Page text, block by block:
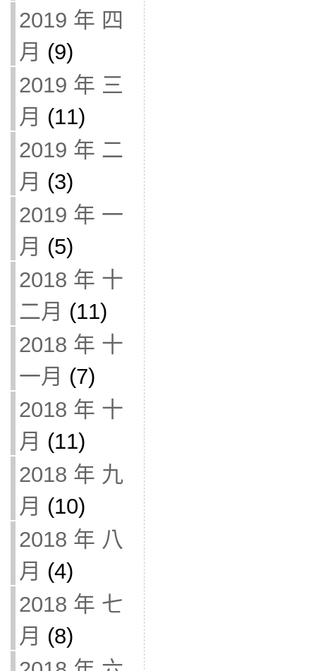
2019 年 四
月 (9)
2019 年 三
月 (11)
2019 年 二
月 (3)
2019 年 一
月 (5)
2018 年 十
二月 (11)
2018 年 十
一月 (7)
2018 年 十
月 (11)
2018 年 九
月 (10)
2018 年 八
月 (4)
2018 年 七
月 (8)